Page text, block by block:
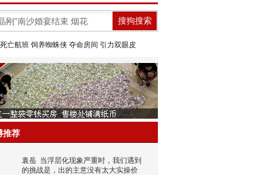
死亡航班 饲养蜘蛛侠 夺命房间 引力双眼皮
推荐
袁岳 当浮层化现象严重时，我们遇到
的挑战是，出的主意没有太大实操价